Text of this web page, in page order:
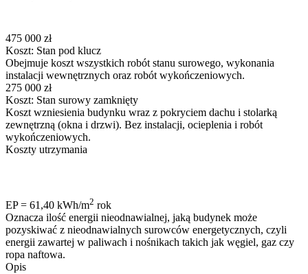
475 000 zł
Koszt: Stan pod klucz
Obejmuje koszt wszystkich robót stanu surowego, wykonania
instalacji wewnętrznych oraz robót wykończeniowych.
275 000 zł
Koszt: Stan surowy zamknięty
Koszt wzniesienia budynku wraz z pokryciem dachu i stolarką
zewnętrzną (okna i drzwi). Bez instalacji, ocieplenia i robót
wykończeniowych.
Koszty utrzymania
EP = 61,40 kWh/m2 rok
Oznacza ilość energii nieodnawialnej, jaką budynek może
pozyskiwać z nieodnawialnych surowców energetycznych, czyli
energii zawartej w paliwach i nośnikach takich jak węgiel, gaz czy
ropa naftowa.
Opis